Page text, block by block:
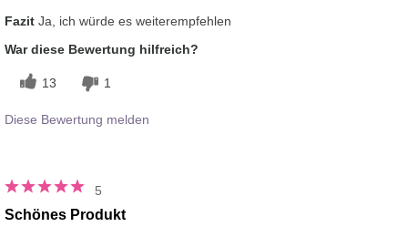
Fazit Ja, ich würde es weiterempfehlen
War diese Bewertung hilfreich?
13 1
Diese Bewertung melden
5
Schönes Produkt